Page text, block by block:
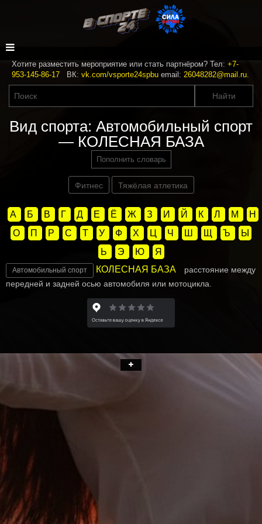
Хотите разместить мероприятие или стать партнёром? Тел: +7-
953-145-86-17 ВК: vk.com/vsporte24spbu email: 26048282@mail.ru.
Вид спорта: Автомобильный спорт
— КОЛЕСНАЯ БАЗА
Пополнить словарь
Фитнес Тяжёлая атлетика
А Б В Г Д Е Ё Ж З И Й К Л М
Н
О
П Р С Т У Ф Х Ц Ч Ш Щ Ъ
Ы
Ь
Э Ю Я
Автомобильный спорт КОЛЕСНАЯ БАЗА
расстояние между
передней и задней осью автомобиля или мотоцикла.